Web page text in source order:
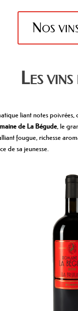
Nos
Les
liant notes poivrées,
de La Bégude, le
fougue, richesse
de sa jeunesse.